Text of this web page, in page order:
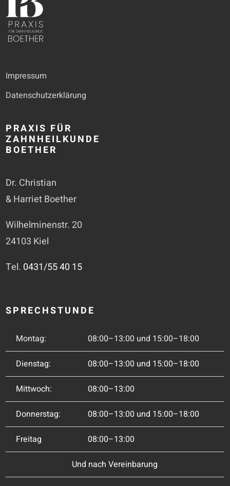
Impressum
Datenschutzerklärung
PRAXIS FÜR
ZAHNHEILKUNDE
BOETHER
Dr. Christian
& Harriet Boether
Wilhelminenstr. 20
24103 Kiel
Tel. 0431/55 40 15
SPRECHSTUNDE
Montag: 08:00–13:00 und 15:00–18:00
Dienstag: 08:00–13:00 und 15:00–18:00
Mittwoch: 08:00–13:00
Donnerstag: 08:00–13:00 und 15:00–18:00
Freitag 08:00–13:00
Und nach Vereinbarung